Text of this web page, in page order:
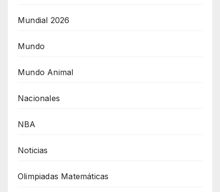
Mundial 2026
Mundo
Mundo Animal
Nacionales
NBA
Noticias
Olimpiadas Matemáticas